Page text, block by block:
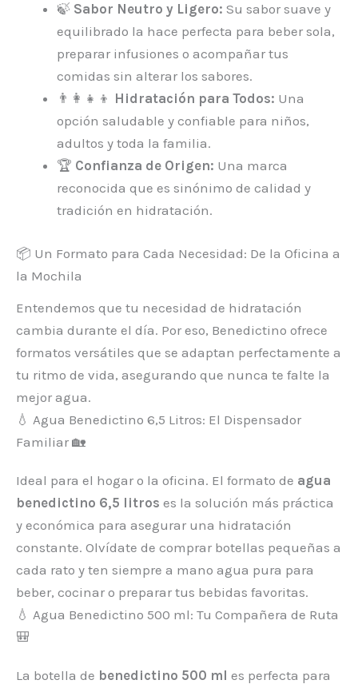
🍃 Sabor Neutro y Ligero: Su sabor suave y
equilibrado la hace perfecta para beber sola,
preparar infusiones o acompañar tus
comidas sin alterar los sabores.
👨‍👩‍👧‍👦 Hidratación para Todos: Una
opción saludable y confiable para niños,
adultos y toda la familia.
🏆 Confianza de Origen: Una marca
reconocida que es sinónimo de calidad y
tradición en hidratación.
📦 Un Formato para Cada Necesidad: De la Oficina a
la Mochila
Entendemos que tu necesidad de hidratación
cambia durante el día. Por eso, Benedictino ofrece
formatos versátiles que se adaptan perfectamente a
tu ritmo de vida, asegurando que nunca te falte la
mejor agua.
💧 Agua Benedictino 6,5 Litros: El Dispensador
Familiar 🏡
Ideal para el hogar o la oficina. El formato de agua
benedictino 6,5 litros es la solución más práctica
y económica para asegurar una hidratación
constante. Olvídate de comprar botellas pequeñas a
cada rato y ten siempre a mano agua pura para
beber, cocinar o preparar tus bebidas favoritas.
💧 Agua Benedictino 500 ml: Tu Compañera de Ruta
🎒
La botella de benedictino 500 ml es perfecta para